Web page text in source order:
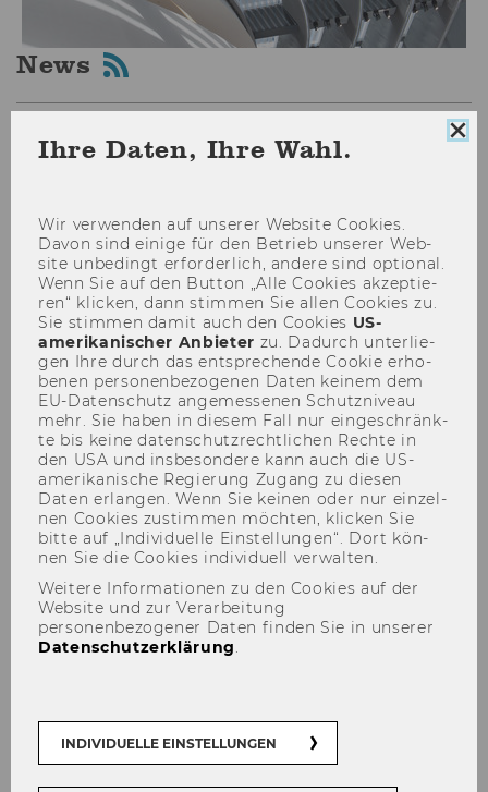
News
Studium
STUDIUM
Über 10.000 Studieninteressierte bei
WU-Aufnahmeprüfungen
STUDIUM
Ihre Daten, Ihre Wahl.
Wir ver­wen­den auf un­se­rer Web­site Coo­kies.
Davon sind ei­ni­ge für den Be­trieb un­se­rer Web­
site un­be­dingt er­for­der­lich, an­de­re sind op­tio­nal.
Wenn Sie auf den But­ton „Alle Coo­kies ak­zep­tie­
ren“ kli­cken, dann stim­men Sie allen Coo­kies zu.
Sie stim­men damit auch den Coo­kies US-​
amerikanischer An­bie­ter zu. Da­durch un­ter­lie­
gen Ihre durch das ent­spre­chen­de Coo­kie er­ho­
be­nen per­so­nen­be­zo­ge­nen Daten kei­nem dem
EU-​Datenschutz an­ge­mes­se­nen Schutz­ni­veau
mehr. Sie haben in die­sem Fall nur ein­ge­schränk­
te bis keine da­ten­schutz­recht­li­chen Rech­te in
den USA und ins­be­son­de­re kann auch die US-​
amerikanische Re­gie­rung Zu­gang zu die­sen
Daten er­lan­gen. Wenn Sie kei­nen oder nur ein­zel­
nen Coo­kies zu­stim­men möch­ten, kli­cken Sie
bitte auf „In­di­vi­du­el­le Ein­stel­lun­gen“. Dort kön­
nen Sie die Coo­kies in­di­vi­du­ell ver­wal­ten.
Weitere Informationen zu den Cookies auf der
Website und zur Verarbeitung
personenbezogener Daten finden Sie in unserer
Datenschutzerklärung.
INDIVIDUELLE EINSTELLUNGEN